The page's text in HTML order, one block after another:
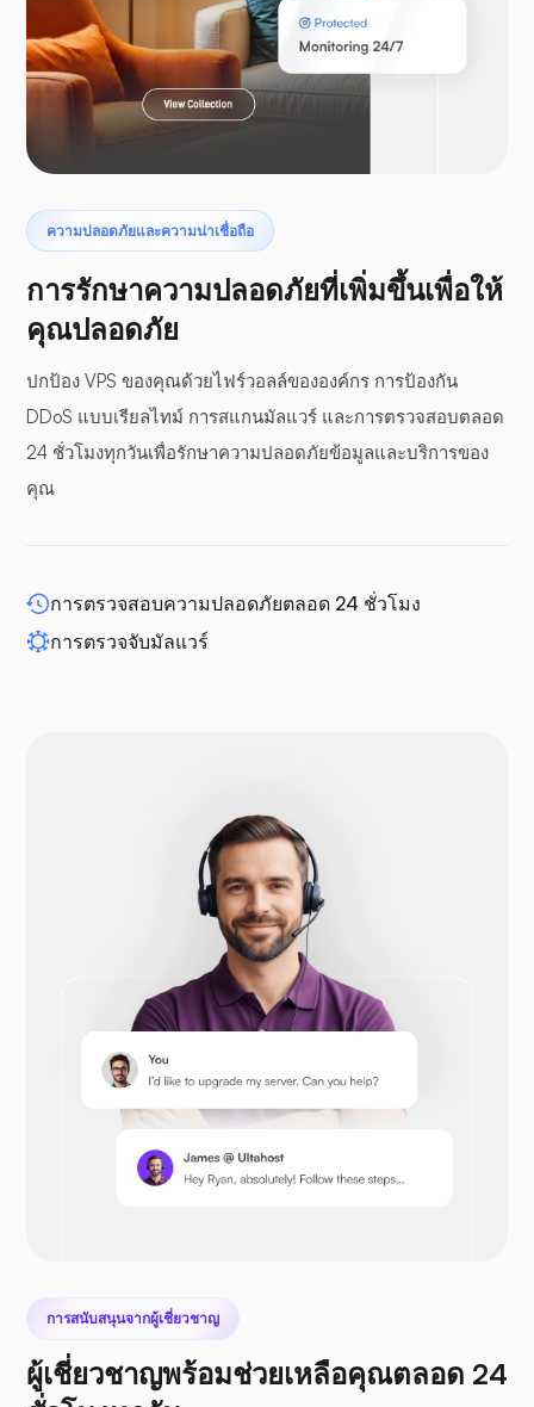
ลาราเวล
เทอโรแด็กทิล
แผงกันชน
โอเพ่นคาร์ท
เพรสต้าช็อป
ซีไฟล์
ความปลอดภัยและความน่าเชื่อถือ
การรักษาความปลอดภัยที่เพิ่มขึ้นเพื่อให้
คุณปลอดภัย
ปกป้อง VPS ของคุณด้วยไฟร์วอลล์ขององค์กร การป้องกัน
DDoS แบบเรียลไทม์ การสแกนมัลแวร์ และการตรวจสอบตลอด
24 ชั่วโมงทุกวันเพื่อรักษาความปลอดภัยข้อมูลและบริการของ
คุณ
การตรวจสอบความปลอดภัยตลอด 24 ชั่วโมง
การตรวจจับมัลแวร์
การสนับสนุนจากผู้เชี่ยวชาญ
ผู้เชี่ยวชาญพร้อมช่วยเหลือคุณตลอด 24